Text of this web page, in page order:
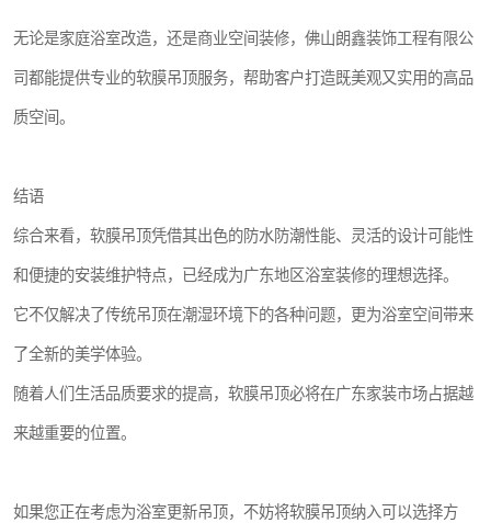
无论是家庭浴室改造，还是商业空间装修，佛山朗鑫装饰工程有限公
司都能提供专业的软膜吊顶服务，帮助客户打造既美观又实用的高品
质空间。
结语
综合来看，软膜吊顶凭借其出色的防水防潮性能、灵活的设计可能性
和便捷的安装维护特点，已经成为广东地区浴室装修的理想选择。
它不仅解决了传统吊顶在潮湿环境下的各种问题，更为浴室空间带来
了全新的美学体验。
随着人们生活品质要求的提高，软膜吊顶必将在广东家装市场占据越
来越重要的位置。
如果您正在考虑为浴室更新吊顶，不妨将软膜吊顶纳入可以选择方